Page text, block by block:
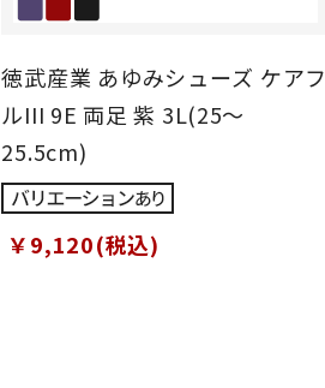
徳武産業 あゆみシューズ ケアフ
ルIII 9E 両足 紫 3L(25～
25.5cm)
￥9,120(税込)